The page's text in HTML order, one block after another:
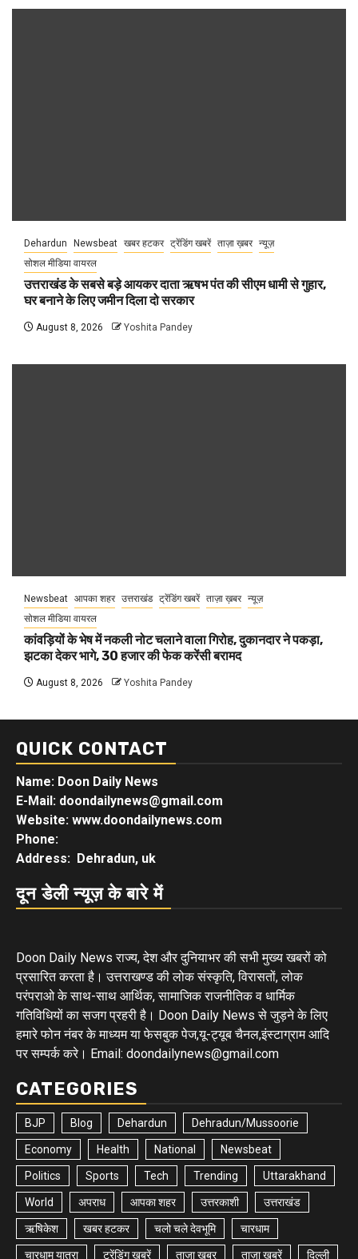
Dehardun Newsbeat खबर हटकर ट्रेंडिंग खबरें ताज़ा ख़बर न्यूज़
सोशल मीडिया वायरल
उत्तराखंड के सबसे बड़े आयकर दाता ऋषभ पंत की सीएम धामी से गुहार,
घर बनाने के लिए जमीन दिला दो सरकार
August 8, 2026 Yoshita Pandey
Newsbeat आपका शहर उत्तराखंड ट्रेंडिंग खबरें ताज़ा ख़बर न्यूज़
सोशल मीडिया वायरल
कांवड़ियों के भेष में नकली नोट चलाने वाला गिरोह, दुकानदार ने पकड़ा,
झटका देकर भागे, 30 हजार की फेक करेंसी बरामद
August 8, 2026 Yoshita Pandey
QUICK CONTACT
Name: Doon Daily News
E-Mail: doondailynews@gmail.com
Website: www.doondailynews.com
Phone:
Address: Dehradun, uk
दून डेली न्यूज़ के बारे में
Doon Daily News राज्य, देश और दुनियाभर की सभी मुख्य खबरों को
प्रसारित करता है। उत्तराखण्ड की लोक संस्कृति, विरासतों, लोक
परंपराओ के साथ-साथ आर्थिक, सामाजिक राजनीतिक व धार्मिक
गतिविधियों का सजग प्रहरी है। Doon Daily News से जुड़ने के लिए
हमारे फोन नंबर के माध्यम या फेसबुक पेज,यू-ट्यूब चैनल,इंस्टाग्राम आदि
पर सम्पर्क करे। Email: doondailynews@gmail.com
CATEGORIES
BJP Blog Dehardun Dehradun/Mussoorie
Economy Health National Newsbeat
Politics Sports Tech Trending Uttarakhand
World अपराध आपका शहर उत्तरकाशी उत्तराखंड
ऋषिकेश खबर हटकर चलो चले देवभूमि चारधाम
चारधाम यात्रा ट्रेंडिंग खबरें ताज़ा ख़बर ताज़ा ख़बरें दिल्ली